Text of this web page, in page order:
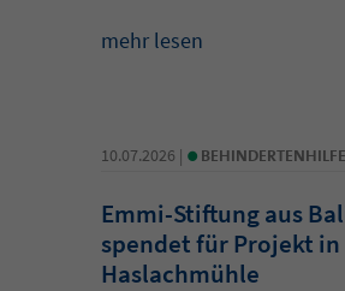
mehr lesen
10.07.2026 | • BEHINDERTENHILFE
Emmi-Stiftung aus
spendet für Projekt
Haslachmühle